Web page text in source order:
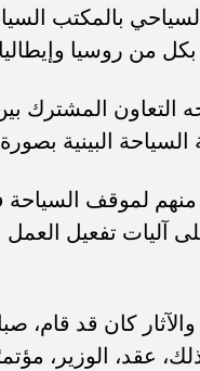
بالمكتب
من روسيا
التعاون المشترك
البينية
لموقف
آليات تفعيل
كان قد قام،